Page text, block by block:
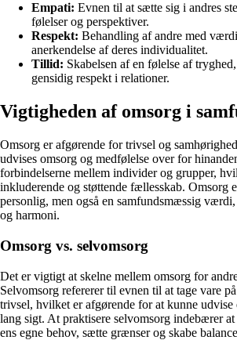
Empati: Evnen til at sætte sig i andres
følelser og perspektiver.
Respekt: Behandling af andre med
anerkendelse af deres individualitet.
Tillid: Skabelsen af en følelse af
gensidig respekt i relationer.
Vigtigheden af omsorg i
Omsorg er afgørende for trivsel og
udvises omsorg og medfølelse over for
forbindelserne mellem individer og grupper,
inkluderende og støttende fællesskab. Omsorg
personlig, men også en samfundsmæssig
og harmoni.
Omsorg vs. selvomsorg
Det er vigtigt at skelne mellem omsorg for
Selvomsorg refererer til evnen til at tage vare
trivsel, hvilket er afgørende for at kunne udvise
lang sigt. At praktisere selvomsorg indebærer
ens egne behov, sætte grænser og skabe